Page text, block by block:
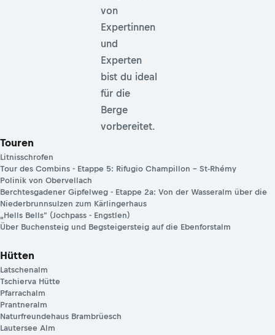
von
Expertinnen
und
Experten
bist du ideal
für die
Berge
vorbereitet.
Touren
Litnisschrofen
Tour des Combins - Etappe 5: Rifugio Champillon – St-Rhémy
Polinik von Obervellach
Berchtesgadener Gipfelweg - Etappe 2a: Von der Wasseralm über die
Niederbrunnsulzen zum Kärlingerhaus
„Hells Bells" (Jochpass - Engstlen)
Über Buchensteig und Begsteigersteig auf die Ebenforstalm
Hütten
Latschenalm
Tschierva Hütte
Pfarrachalm
Prantneralm
Naturfreundehaus Brambrüesch
Lautersee Alm